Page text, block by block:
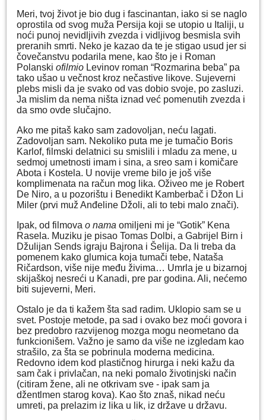
Meri, tvoj život je bio dug i fascinantan, iako si se naglo
oprostila od svog muža Persija koji se utopio u Italiji, u
noći punoj nevidljivih zvezda i vidljivog besmisla svih
preranih smrti. Neko je kazao da te je stigao usud jer si
čovečanstvu podarila mene, kao što je i Roman
Polanski ofilmio Levinov roman “Rozmarina beba” pa
tako ušao u večnost kroz nečastive likove. Sujeverni
plebs misli da je svako od vas dobio svoje, po zasluzi.
Ja mislim da nema ništa iznad već pomenutih zvezda i
da smo ovde slučajno.
Ako me pitaš kako sam zadovoljan, neću lagati.
Zadovoljan sam. Nekoliko puta me je tumačio Boris
Karlof, filmski delatnici su smislili i mladu za mene, u
sedmoj umetnosti imam i sina, a sreo sam i komičare
Abota i Kostela. U novije vreme bilo je još više
komplimenata na račun mog lika. Oživeo me je Robert
De Niro, a u pozorištu i Benedikt Kamberbač i Džon Li
Miler (prvi muž Anđeline Džoli, ali to tebi malo znači).
Ipak, od filmova o nama omiljeni mi je “Gotik” Kena
Rasela. Muziku je pisao Tomas Dolbi, a Gabrijel Birn i
Džulijan Sends igraju Bajrona i Šelija. Da li treba da
pomenem kako glumica koja tumači tebe, Nataša
Ričardson, više nije među živima… Umrla je u bizarnoj
skijaškoj nesreći u Kanadi, pre par godina. Ali, nećemo
biti sujeverni, Meri.
Ostalo je da ti kažem šta sad radim. Uklopio sam se u
svet. Postoje metode, pa sad i ovako bez moći govora i
bez predobro razvijenog mozga mogu neometano da
funkcionišem. Važno je samo da više ne izgledam kao
strašilo, za šta se pobrinula moderna medicina.
Redovno idem kod plastičnog hirurga i neki kažu da
sam čak i privlačan, na neki pomalo životinjski način
(citiram žene, ali ne otkrivam sve - ipak sam ja
džentlmen starog kova). Kao što znaš, nikad neću
umreti, pa prelazim iz lika u lik, iz države u državu.